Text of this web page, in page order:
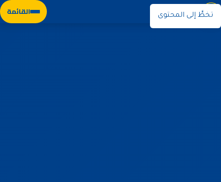
تخطَّ إلى المحتوى القائمة نوران